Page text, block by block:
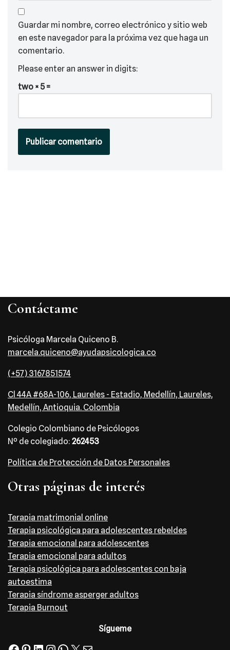
Guardar mi nombre, correo electrónico y sitio web
en este navegador para la próxima vez que haga un
comentario.
Please enter an answer in digits:
two × 5 =
Contáctame
Psicóloga Marcela Quiceno B.
marcela.quiceno@ayudapsicologica.co
(+57) 3167851574
Cl 44A #68A-106, Laureles - Estadio, Medellín, Laureles,
Medellín, Antioquia. Colombia
Colegio Colombiano de Psicólogos
Nº de colegiado: 262453
Política de Protección de Datos Personales
Otras páginas de interés
Terapia matrimonial online
Terapia psicológica para adolescentes rebeldes
Terapia emocional para adolescentes
Terapia emocional para adultos
Terapia psicológica para adolescentes con baja
autoestima
Terapia síndrome asperger adultos
Terapia Burnout
Sígueme